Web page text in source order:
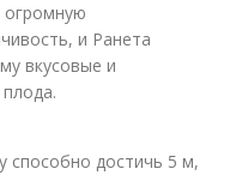
огромную
и Ранета
вкусовые и
способно достичь 5 м,